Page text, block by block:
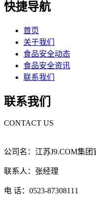
快捷导航
首页
关于我们
食品安全动态
食品安全资讯
联系我们
联系我们
CONTACT US
公司名：江苏J9.COM集
联系人：张经理
电 话：0523-87308111